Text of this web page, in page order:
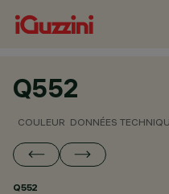
Q552
COULEUR DONNÉES
Q552